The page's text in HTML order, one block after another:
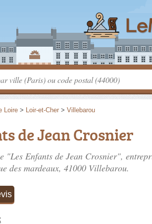
Loire > Loir-et-Cher > Villebarou
de Jean Crosnier
"Les Enfants de Jean Crosnier",
des mardeaux, 41000 Villebarou.